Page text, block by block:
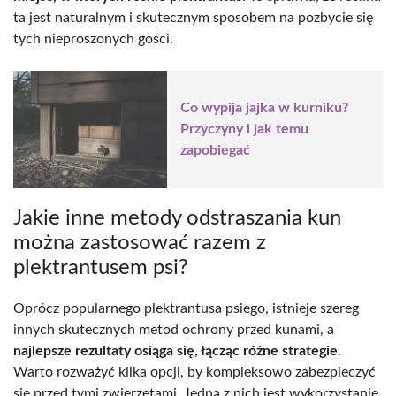
ta jest naturalnym i skutecznym sposobem na pozbycie się
tych nieproszonych gości.
Co wypija jajka w kurniku?
Przyczyny i jak temu
zapobiegać
Jakie inne metody odstraszania kun
można zastosować razem z
plektrantusem psi?
Oprócz popularnego plektrantusa psiego, istnieje szereg
innych skutecznych metod ochrony przed kunami, a
najlepsze rezultaty osiąga się, łącząc różne strategie.
Warto rozważyć kilka opcji, by kompleksowo zabezpieczyć
się przed tymi zwierzętami. Jedną z nich jest wykorzystanie